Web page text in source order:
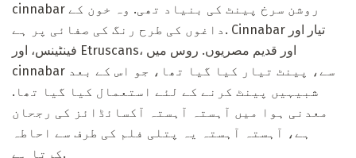
cinnabar روشن سرخ پینٹ کی بنیاد تھی. وہ خون کے
داغوں کی طرح رنگ کی صفائی پر ہے. Cinnabar تیار اور
فینٹینس، اور Etruscans، اور قدیم مصریوں. روس میں
cinnabar سے، پینٹ تیار کیا گیا تھا، جو اس کے بعد
شبیہیں پینٹ کرنے کے لئے استعمال کیا گیا تھا.
معدنی ہوا میں آہستہ آہستہ آکسائڈائز کی رجحان
ہے، آہستہ آہستہ یہ پتلی فلم کی طرف سے احاطہ
کرتا ہے.